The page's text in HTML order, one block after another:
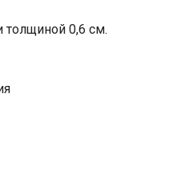
толщиной 0,6 см.